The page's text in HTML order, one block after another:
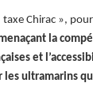
Chirac »,
la
et
ultramarins